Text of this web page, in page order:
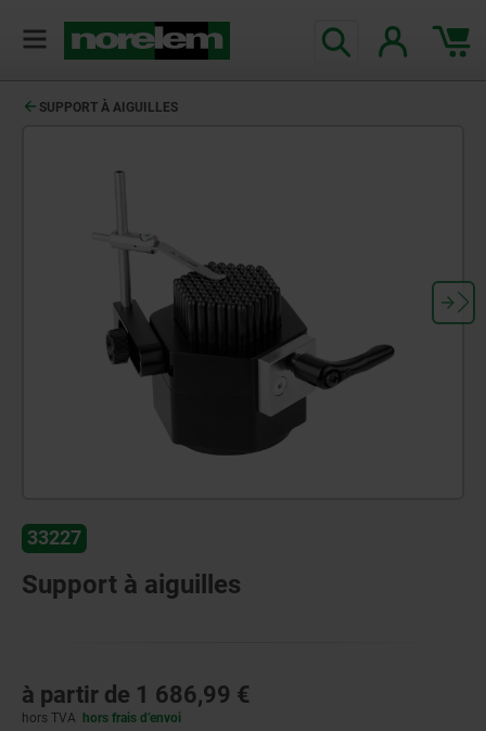
SUPPORT À AIGUILLES
33227
Support à aiguilles
à partir de 1 686,99 €
hors TVA hors frais d’envoi